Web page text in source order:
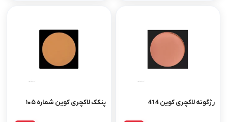
رژگونه لاکچری کوین 414 پنکک لاکچری کوین شماره ۱۰۵